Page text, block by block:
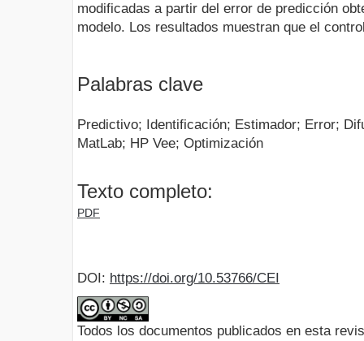
modificadas a partir del error de predicción
modelo. Los resultados muestran que el
Palabras clave
Predictivo; Identificación; Estimador; Error;
MatLab; HP Vee; Optimización
Texto completo:
PDF
DOI: https://doi.org/10.53766/CEI
Todos los documentos publicados en esta